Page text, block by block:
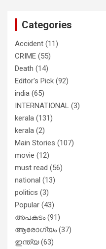
Categories
Accident (11)
CRIME (55)
Death (14)
Editor's Pick (92)
india (65)
INTERNATIONAL (3)
kerala (131)
kerala (2)
Main Stories (107)
movie (12)
must read (56)
national (13)
politics (3)
Popular (43)
അപകടം(91)
ആരോഗ്യം(37)
ഇന്ത്യ(63)